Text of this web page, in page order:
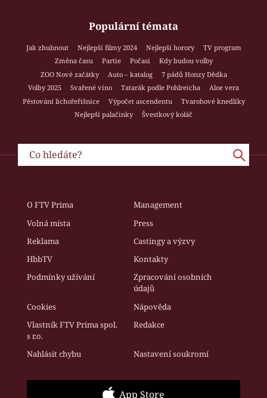
Populární témata
Jak zhubnout Nejlepší filmy 2024 Nejlepší horory
TV program
Změna času
Partie Počasí
Kdy budou volby
ZOO Nové začátky
Auto – katalog
7 pádů Honzy Dědka
Volby 2025
Svařené víno Tatarák podle Pohlreicha
Aloe vera
Pěstování lichořeřišnice
Výpočet ascendentu
Tvarohové knedlíky
Nejlepší palačinky
Švestkový koláč
O FTV Prima
Management
Volná místa
Press
Reklama
Castingy a výzvy
HbbTV
Kontakty
Podmínky užívání
Zpracování osobních
údajů
Cookies
Nápověda
Vlastník FTV Prima spol.
s r.o.
Redakce
Nahlásit chybu Nastavení soukromí
App Store